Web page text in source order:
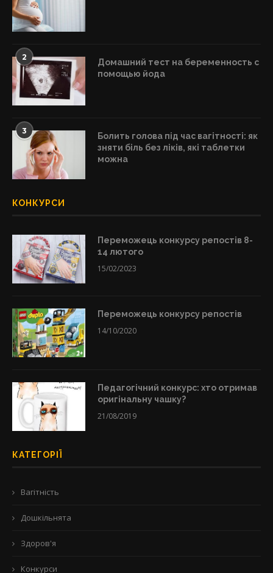
2
Домашний тест на беременность с
помощью йода
3
Болить голова під час вагітності: як
зняти біль без ліків, які таблетки
можна
КОНКУРСИ
Переможець конкурсу репостів 8-
14 лютого
15/02/2023
Переможець конкурсу репостів
14/10/2020
Педагогічний конкурс: хто отримав
оригінальну чашку?
21/08/2019
КАТЕГОРІЇ
Вагітність
Дошкільнята
Здоров'я
Конкурси